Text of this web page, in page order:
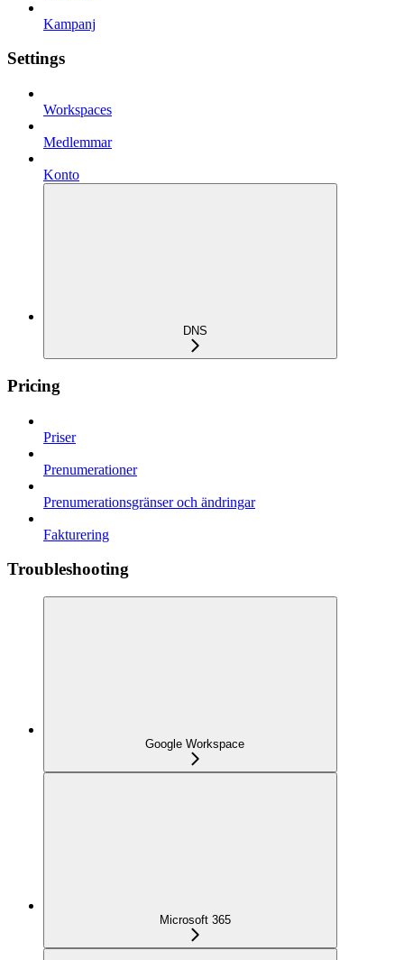
Kampanj
Settings
Workspaces
Medlemmar
Konto
DNS
Pricing
Priser
Prenumerationer
Prenumerationsgränser och ändringar
Fakturering
Troubleshooting
Google Workspace
Microsoft 365